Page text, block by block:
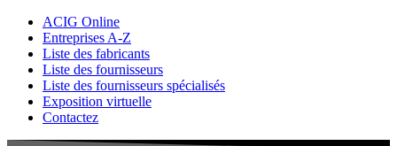
ACIG Online
Entreprises A-Z
Liste des fabricants
Liste des fournisseurs
Liste des fournisseurs spécialisés
Exposition virtuelle
Contactez